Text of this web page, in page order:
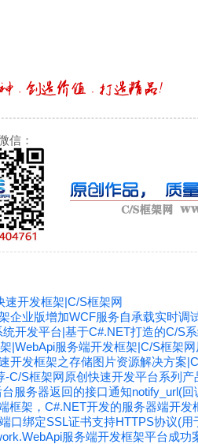
信：
速开发框架|C/S框架网
企业版增加WCF服务自承载实时调
统开发平台|基于C#.NET打造的C/S
|WebApi服务端开发框架|C/S框架
开发框架之存储图片资源解决方案
-C/S框架网原创快速开发平台系列产
服务器返回的接口通知notify_url(
框架，C#.NET开发的服务器端开发
口绑定SSL证书支持HTTPS协议(
服务端开发框架平台成功